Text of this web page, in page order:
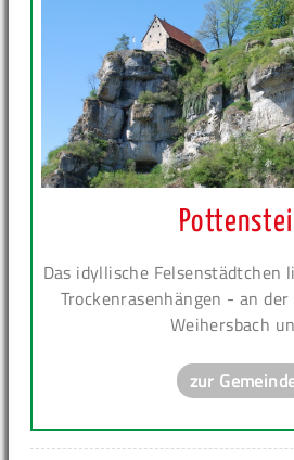
Das idyllische Felsenstädtchen
Trockenrasenhängen - an
Weihersbach
zur